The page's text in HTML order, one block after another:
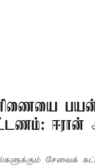
ஈரான்
சேவைக்